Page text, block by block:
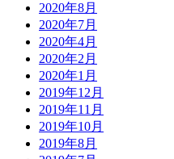
2020年8月
2020年7月
2020年4月
2020年2月
2020年1月
2019年12月
2019年11月
2019年10月
2019年8月